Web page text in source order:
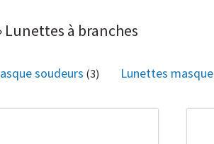
Lunettes à branches
soudeurs (3) Lunettes masque